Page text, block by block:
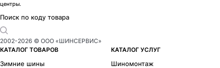
Carwel
Dezent
Enzo
iFree Original
K7
Khomen Wheels
центры.
Поиск по коду товара
2002-2026 © ООО «ШИНСЕРВИС»
КАТАЛОГ ТОВАРОВ
Зимние шины
КАТАЛОГ УСЛУГ
Шиномонтаж